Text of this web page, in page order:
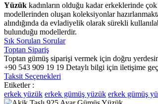
Yüzük kadınların olduğu kadar erkeklerinde
modellerinden oluşan koleksiyonlar
alındığında da evladiyelik olarak sürekli
bulunduğu modellerdir.
Sık Sorulan Sorular
Toptan Sipariş
Toptan gümüş siparişi vermek için doğru
+90 543 909 19 19 Detaylı bilgi için iletişime
Taksit Seçenekleri
Etiketler :
erkek yüzük erkek gümüş yüzük erkek gümüş